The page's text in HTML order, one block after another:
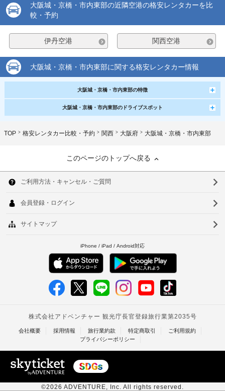
大阪城・京橋・市内東部の近隣空港の格安レンタカーを比
較・予約
伊丹空港 関西空港
大阪城・京橋・市内東部に関する格安レンタカー情報
大阪城・京橋・市内東部の特徴
大阪城・京橋・市内東部のドライブスポット
TOP 格安レンタカー比較・予約 関西 大阪府 大阪城・京橋・市内東部
このページのトップへ戻る